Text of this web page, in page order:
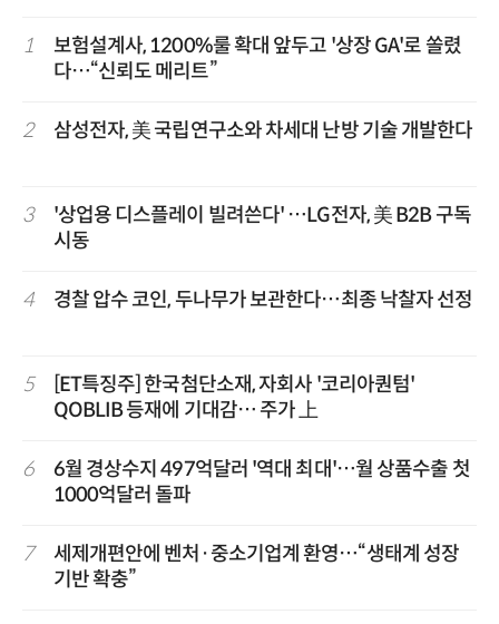
1
보험설계사, 1200%룰 확대 앞두고 '상장 GA'로 쏠렸
다…“신뢰도 메리트”
2 삼성전자, 美 국립연구소와 차세대 난방 기술 개발한다
3
'상업용 디스플레이 빌려쓴다' …LG전자, 美 B2B 구독
시동
4 경찰 압수 코인, 두나무가 보관한다…최종 낙찰자 선정
5
[ET특징주] 한국첨단소재, 자회사 '코리아퀀텀'
QOBLIB 등재에 기대감… 주가 上
6
6월 경상수지 497억달러 '역대 최대'…월 상품수출 첫
1000억달러 돌파
7
세제개편안에 벤처·중소기업계 환영…“생태계 성장
기반 확충”